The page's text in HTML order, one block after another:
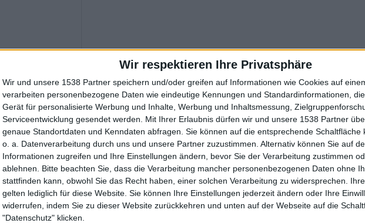
Wir respektieren Ihre Privatsphäre
Wir und unsere 1538 Partner speichern und/oder greifen auf Informationen wie Cookies auf
verarbeiten personenbezogene Daten wie eindeutige Kennungen und Standardinformationen,
Gerät für personalisierte Werbung und Inhalte, Werbung und Inhaltsmessung,
Serviceentwicklung gesendet werden.
Mit Ihrer Erlaubnis dürfen wir und unsere 1538 Partner
genaue Standortdaten und Kenndaten abfragen. Sie können auf die entsprechende Schaltfläche
o. a. Datenverarbeitung durch uns und unsere Partner zuzustimmen. Alternativ können Sie auf
Informationen zugreifen und Ihre Einstellungen ändern, bevor Sie der Verarbeitung zustimmen
ablehnen.
Bitte beachten Sie, dass die Verarbeitung mancher personenbezogenen Daten ohne
stattfinden kann, obwohl Sie das Recht haben, einer solchen Verarbeitung zu widersprechen.
gelten lediglich für diese Website. Sie können Ihre Einstellungen jederzeit ändern oder Ihre
widerrufen, indem Sie zu dieser Website zurückkehren und unten auf der Webseite auf die
"Datenschutz" klicken.
8/10
Xandria
Eclipse